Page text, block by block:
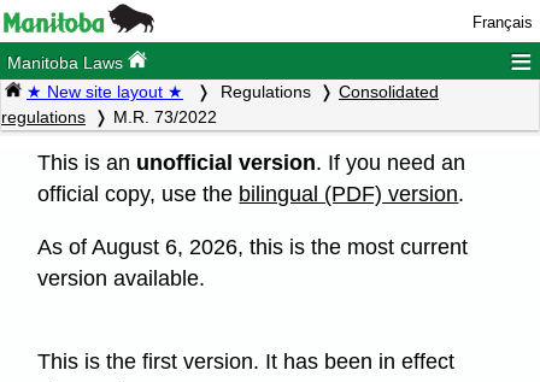
Français
Manitoba Laws ≡
★ New site layout ★ Regulations
Consolidated
regulations
M.R. 73/2022
This is an unofficial version. If you need an
official copy, use the bilingual (PDF) version.
As of August 6, 2026, this is the most current
version available.
This is the first version. It has been in effect